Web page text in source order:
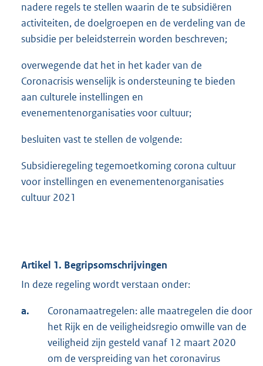
nadere regels te stellen waarin de te subsidiëren
activiteiten, de doelgroepen en de verdeling van de
subsidie per beleidsterrein worden beschreven;
overwegende dat het in het kader van de
Coronacrisis wenselijk is ondersteuning te bieden
aan culturele instellingen en
evenementenorganisaties voor cultuur;
besluiten vast te stellen de volgende:
Subsidieregeling tegemoetkoming corona cultuur
voor instellingen en evenementenorganisaties
cultuur 2021
Artikel 1. Begripsomschrijvingen
In deze regeling wordt verstaan onder:
a.
Coronamaatregelen: alle maatregelen die door
het Rijk en de veiligheidsregio omwille van de
veiligheid zijn gesteld vanaf 12 maart 2020
om de verspreiding van het coronavirus